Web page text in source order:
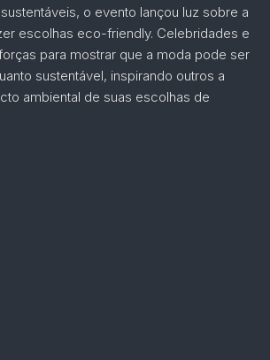
o evento lançou luz sobre a
escolhas eco-friendly. Celebridades e
para mostrar que a moda pode ser
sustentável, inspirando outros a
ambiental de suas escolhas de